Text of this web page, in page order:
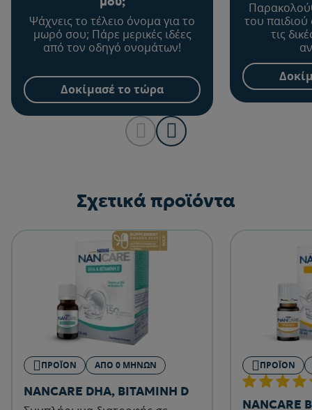
Ψάχνεις το τέλειο όνομα για το
μωρό σου; Πάρε μερικές ιδέες
από τον οδηγό ονομάτων!
Δοκίμασέ το τώρα
του
τις
Σχετικά προϊόντα
ΠΡΟΪΌΝ ΑΠΌ 0 ΜΗΝΏΝ
NANCARE DHA, ΒΙΤΑΜΙΝΗ D
ΠΡΟΪΌΝ
NANCARE